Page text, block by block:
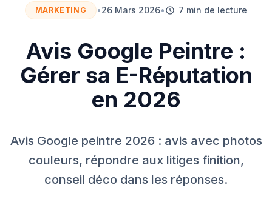
MARKETING •26 Mars 2026• 7 min de lecture
Avis Google Peintre :
Gérer sa E-Réputation
en 2026
Avis Google peintre 2026 : avis avec photos
couleurs, répondre aux litiges finition,
conseil déco dans les réponses.